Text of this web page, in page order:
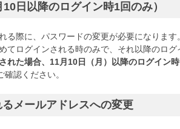
日以降のログイン時1回のみ）
る際に、パスワードの変更が必要になります
ログインされる時のみで、それ以降のログ
れた場合、11月10日（月）以降のログイン
確認ください。
るメールアドレスへの変更